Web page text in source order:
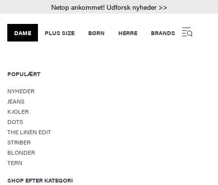
Netop ankommet! Udforsk nyheder >>
DAME PLUS SIZE BØRN HERRE BRANDS
POPULÆRT
NYHEDER
JEANS
KJOLER
DOTS
THE LINEN EDIT
STRIBER
BLONDER
TERN
SHOP EFTER KATEGORI